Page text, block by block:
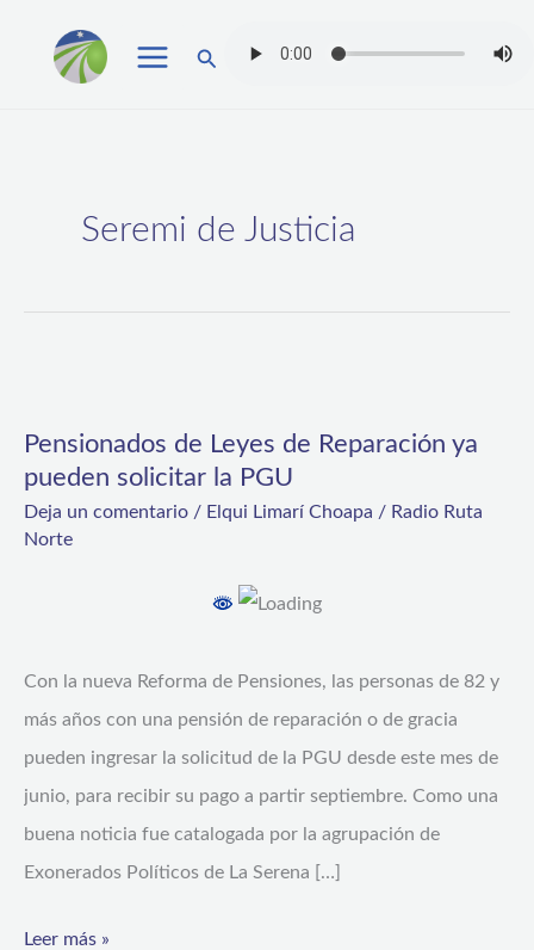
Buscar
Seremi de Justicia
Pensionados de Leyes de Reparación ya
pueden solicitar la PGU
Deja un comentario / Elqui Limarí Choapa / Radio Ruta
Norte
Con la nueva Reforma de Pensiones, las personas de 82 y
más años con una pensión de reparación o de gracia
pueden ingresar la solicitud de la PGU desde este mes de
junio, para recibir su pago a partir septiembre. Como una
buena noticia fue catalogada por la agrupación de
Exonerados Políticos de La Serena […]
Leyes
de
Reparación
la
PGU
Leer más »